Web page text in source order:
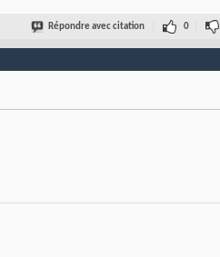
Répondre avec citation 0